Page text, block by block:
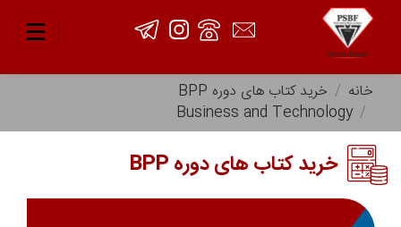
خانه
خرید کتاب های دوره BPP
Business and Technology
خرید کتاب های دوره BPP